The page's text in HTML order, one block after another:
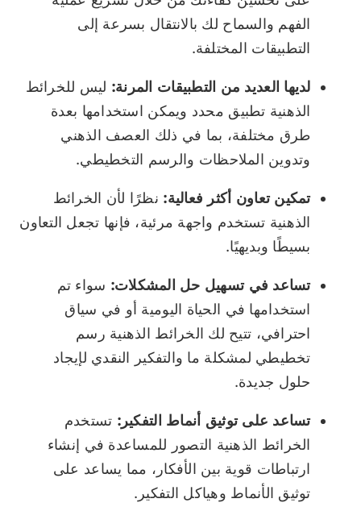
الفهم والسماح لك بالانتقال بسرعة إلى
التطبيقات المختلفة.
لديها العديد من التطبيقات المرنة: ليس للخرائط
الذهنية تطبيق محدد ويمكن استخدامها بعدة
طرق مختلفة، بما في ذلك العصف الذهني
وتدوين الملاحظات والرسم التخطيطي.
تمكين تعاون أكثر فعالية: نظرًا لأن الخرائط
الذهنية تستخدم واجهة مرئية، فإنها تجعل التعاون
بسيطًا وبديهيًا.
تساعد في تسهيل حل المشكلات: سواء تم
استخدامها في الحياة اليومية أو في سياق
احترافي، تتيح لك الخرائط الذهنية رسم
تخطيطي لمشكلة ما والتفكير النقدي لإيجاد
حلول جديدة.
تساعد على توثيق أنماط التفكير: تستخدم
الخرائط الذهنية التصور للمساعدة في إنشاء
ارتباطات قوية بين الأفكار، مما يساعد على
توثيق الأنماط وهياكل التفكير.